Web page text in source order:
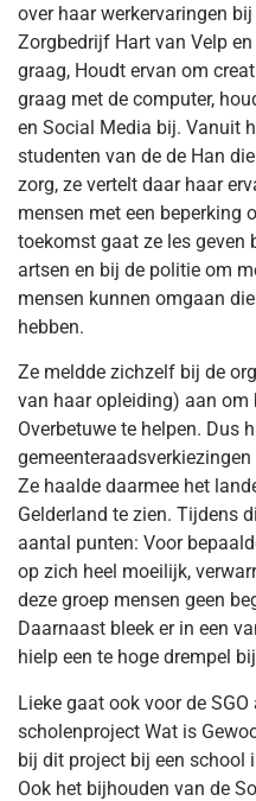
over haar werkervaringen
Zorgbedrijf Hart van Velp
graag, Houdt ervan om
graag met de computer,
en Social Media bij. Vanuit
studenten van de de Han
zorg, ze vertelt daar haar
mensen met een beperking
toekomst gaat ze les geven
artsen en bij de politie om
mensen kunnen omgaan
hebben.
Ze meldde zichzelf bij de
van haar opleiding) aan om
Overbetuwe te helpen. Dus
Ze haalde daarmee het
Gelderland te zien. Tijdens
aantal punten: Voor
op zich heel moeilijk,
deze groep mensen geen
Daarnaast bleek er in een
hielp een te hoge drempel
Lieke gaat ook voor de
scholenproject Wat is
bij dit project bij een school
Ook het bijhouden van de